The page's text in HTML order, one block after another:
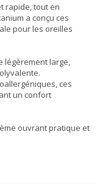
rapide, tout en
a conçu ces
pour les oreilles
large,
ces
un confort
ouvrant pratique et